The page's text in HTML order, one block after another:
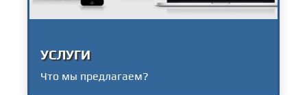
УСЛУГИ
Что мы предлагаем?